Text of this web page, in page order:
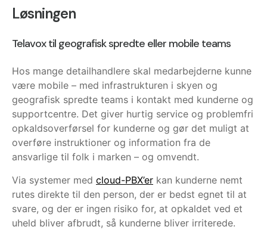
Løsningen
Telavox til geografisk spredte eller mobile teams
Hos mange detailhandlere skal medarbejderne kunne
være mobile – med infrastrukturen i skyen og
geografisk spredte teams i kontakt med kunderne og
supportcentre. Det giver hurtig service og problemfri
opkaldsoverførsel for kunderne og gør det muligt at
overføre instruktioner og information fra de
ansvarlige til folk i marken – og omvendt.
Via systemer med cloud-PBX’er kan kunderne nemt
rutes direkte til den person, der er bedst egnet til at
svare, og der er ingen risiko for, at opkaldet ved et
uheld bliver afbrudt, så kunderne bliver irriterede.